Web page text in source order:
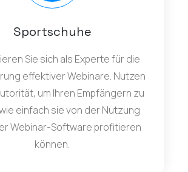
Sportschuhe
Sie sich als Experte für die
effektiver Webinare. Nutzen
um Ihren Empfängern zu
einfach sie von der Nutzung
Webinar-Software profitieren
können.